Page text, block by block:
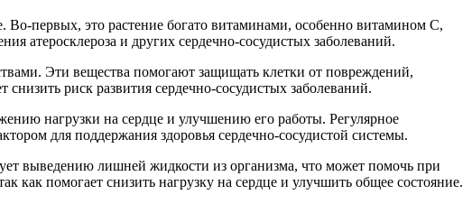
Во-первых, это растение богато витаминами, особенно витамином C,
атеросклероза и других сердечно-сосудистых заболеваний.
Эти вещества помогают защищать клетки от повреждений,
риск развития сердечно-сосудистых заболеваний.
нагрузки на сердце и улучшению его работы. Регулярное
для поддержания здоровья сердечно-сосудистой системы.
выведению лишней жидкости из организма, что может помочь при
как помогает снизить нагрузку на сердце и улучшить общее состояние.